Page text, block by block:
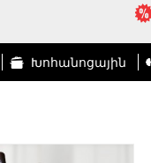
Խոհանոցային